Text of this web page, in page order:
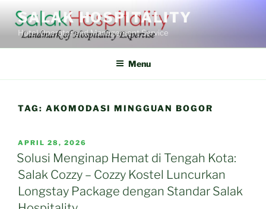
content
SALAK HOSPITALITY
Hotel Operator and Management Service
Menu
TAG: AKOMODASI MINGGUAN BOGOR
POSTED
ON
APRIL 28, 2026
Solusi Menginap Hemat di Tengah Kota:
Salak Cozzy – Cozzy Kostel Luncurkan
Longstay Package dengan Standar Salak